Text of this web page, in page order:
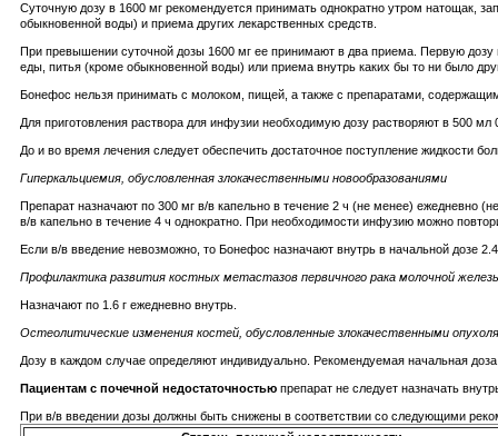
Суточную дозу в 1600 мг рекомендуется принимать однократно утром натощак,
обыкновенной воды) и приема других лекарственных средств.
При превышении суточной дозы 1600 мг ее принимают в два приема. Первую
еды, питья (кроме обыкновенной воды) или приема внутрь каких бы то ни было
Бонефос нельзя принимать с молоком, пищей, а также с препаратами,
Для приготовления раствора для инфузии необходимую дозу растворяют в 500
До и во время лечения следует обеспечить достаточное поступление жидкости
Гиперкальциемия, обусловленная злокачественными новообразованиями
Препарат назначают по 300 мг в/в капельно в течение 2 ч (не менее) ежедневно
в/в капельно в течение 4 ч однократно. При необходимости инфузию можно
Если в/в введение невозможно, то Бонефос назначают внутрь в начальной дозе
Профилактика развития костных метастазов первичного рака молочной
Назначают по 1.6 г ежедневно внутрь.
Остеолитические изменения костей, обусловленные злокачественными
Дозу в каждом случае определяют индивидуально. Рекомендуемая начальная
Пациентам с почечной недостаточностью препарат не следует назначать
При в/в введении дозы должны быть снижены в соответствии со следующими